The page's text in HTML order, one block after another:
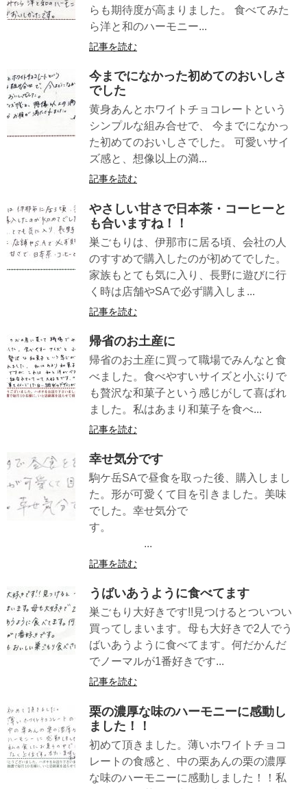
らも期待度が高まりました。 食べてみた
ら洋と和のハーモニー...
記事を読む
今までになかった初めてのおいしさ
でした
黄身あんとホワイトチョコレートという
シンプルな組み合せで、 今までになかっ
た初めてのおいしさでした。 可愛いサイ
ズ感と、想像以上の満...
記事を読む
やさしい甘さで日本茶・コーヒーと
も合いますね！！
巣ごもりは、伊那市に居る頃、会社の人
のすすめで購入したのが初めてでした。
家族もとても気に入り、長野に遊びに行
く時は店舗やSAで必ず購入しま...
記事を読む
帰省のお土産に
帰省のお土産に買って職場でみんなと食
べました。食べやすいサイズと小ぶりで
も贅沢な和菓子という感じがして喜ばれ
ました。私はあまり和菓子を食べ...
記事を読む
幸せ気分です
駒ケ岳SAで昼食を取った後、購入しまし
た。形が可愛くて目を引きました。美味
でした。幸せ気分で
す。
...
記事を読む
うばいあうように食べてます
巣ごもり大好きです!!見つけるとついつい
買ってしまいます。母も大好きで2人でう
ばいあうように食べてます。何だかんだ
でノーマルが1番好きです...
記事を読む
栗の濃厚な味のハーモニーに感動し
ました！！
初めて頂きました。薄いホワイトチョコ
レートの食感と、中の栗あんの栗の濃厚
な味のハーモニーに感動しました！！私